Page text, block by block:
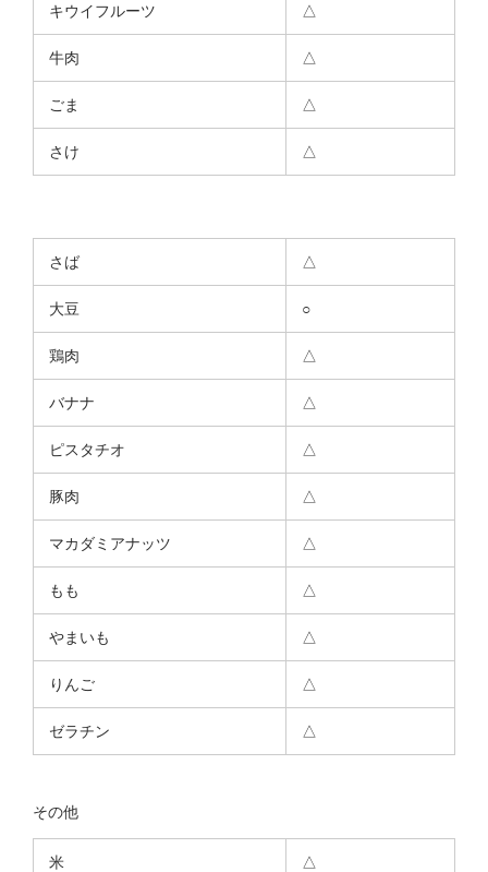
キウイフルーツ △
牛肉 △
ごま △
さけ △
さば △
大豆 ○
鶏肉 △
バナナ △
ピスタチオ △
豚肉 △
マカダミアナッツ △
もも △
やまいも △
りんご △
ゼラチン △
その他
米 △